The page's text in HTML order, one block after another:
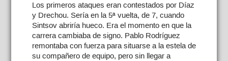
Los primeros ataques eran contestados por Díaz
y Drechou. Sería en la 5ª vuelta, de 7, cuando
Sintsov abriría hueco. Era el momento en que la
carrera cambiaba de signo. Pablo Rodríguez
remontaba con fuerza para situarse a la estela de
su compañero de equipo, pero sin llegar a